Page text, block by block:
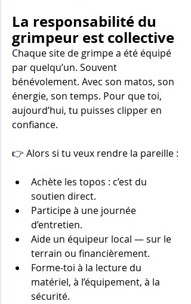
La responsabilité du
grimpeur est collective
Chaque site de grimpe a été équipé
par quelqu’un. Souvent
bénévolement. Avec son matos, son
énergie, son temps. Pour que toi,
aujourd’hui, tu puisses clipper en
confiance.
👉 Alors si tu veux rendre la pareille :
Achète les topos : c’est du
soutien direct.
Participe à une journée
d’entretien.
Aide un équipeur local — sur le
terrain ou financièrement.
Forme-toi à la lecture du
matériel, à l’équipement, à la
sécurité.